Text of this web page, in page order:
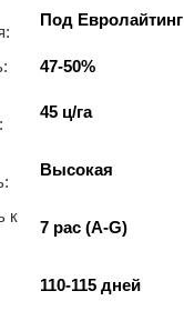
Под Евролайтинг
47-50%
45 ц/га
Высокая
к
7 рас (A-G)
110-115 дней